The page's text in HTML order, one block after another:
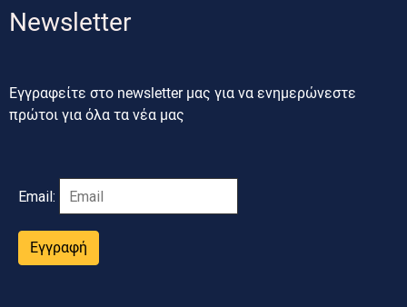
Newsletter
Εγγραφείτε στο newsletter μας για να ενημερώνεστε
πρώτοι για όλα τα νέα μας
Email:
Εγγραφή